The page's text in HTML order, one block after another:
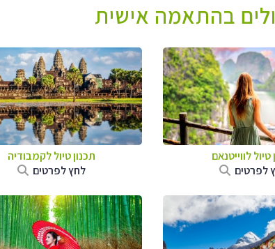
בהתאמה אישית
טיול לווייטנאם
לפרטים
תכנון טיוללקמבודיה
לחץ לפרטים